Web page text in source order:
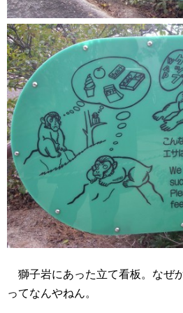
獅子岩にあった立て看板。なぜ
ってなんやねん。